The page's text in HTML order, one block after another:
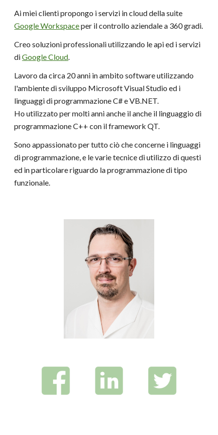
Ai miei clienti propongo i servizi in cloud della suite
Google Workspaceper il controllo aziendale a 360 gradi.
Creo soluzioni professionali utilizzando le api ed i servizi
diGoogle Cloud
Lavoro da circa 20 anni in ambito software utilizzando
l'ambiente di sviluppo Microsoft Visual Studio ed i
linguaggi di programmazione C# e VB.NET.
Ho utilizzato per molti anni anche il anche il linguaggio di
programmazione C++ con il framework QT.
Sono appassionato per tutto ciò che concerne i linguaggi
di programmazione, e le varie tecnice di utilizzo di questi
ed in particolare riguardo la programmazione di tipo
funzionale.